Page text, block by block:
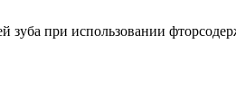
при использовании